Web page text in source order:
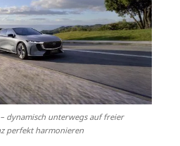
dynamisch unterwegs auf freier
perfekt harmonieren